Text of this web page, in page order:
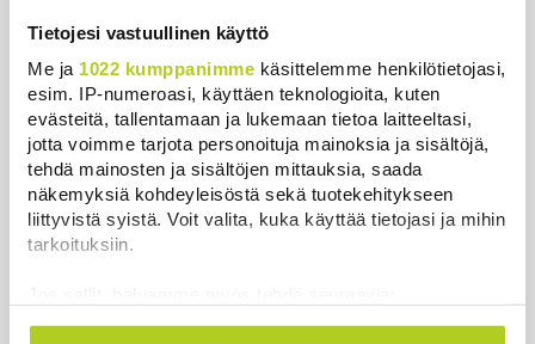
Tietojesi vastuullinen käyttö
Me ja 1022 kumppanimme käsittelemme henkilötietojasi,
esim. IP-numeroasi, käyttäen teknologioita, kuten
evästeitä, tallentamaan ja lukemaan tietoa laitteeltasi,
jotta voimme tarjota personoituja mainoksia ja sisältöjä,
tehdä mainosten ja sisältöjen mittauksia, saada
näkemyksiä kohdeyleisöstä sekä tuotekehitykseen
liittyvistä syistä. Voit valita, kuka käyttää tietojasi ja mihin
tarkoituksiin.
Kerätä tietoja maantieteellisestä sijainnistasi,
Miksi Ruotsin Daniel on pelkkä
prinssi, mutta Norjan Mette-Marit on
kruununprinsessa?
Uutiset | 3.8.2026 21:46
Timo Laaninen julistaa Wille
Rydmanin Suomen taitavimmaksi